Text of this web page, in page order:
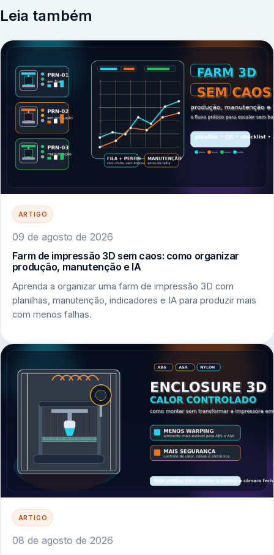
Leia também
ARTIGO
09 de agosto de 2026
Farm de impressão 3D sem caos: como organizar
produção, manutenção e IA
Aprenda a organizar uma farm de impressão 3D com
planilhas, manutenção, indicadores e IA para produzir mais
com menos falhas.
ARTIGO
08 de agosto de 2026